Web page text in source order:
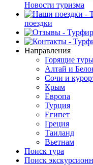
Новости туризма
поездки
Направления
Горящие
Алтай и
Сочи и
Крым
Европа
Турция
Египет
Греция
Таиланд
Вьетнам
Поиск тура
Поиск